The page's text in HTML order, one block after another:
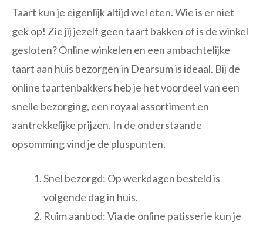
Taart kun je eigenlijk altijd wel eten. Wie is er niet
gek op! Zie jij jezelf geen taart bakken of is de winkel
gesloten? Online winkelen en een ambachtelijke
taart aan huis bezorgen in Dearsum is ideaal. Bij de
online taartenbakkers heb je het voordeel van een
snelle bezorging, een royaal assortiment en
aantrekkelijke prijzen. In de onderstaande
opsomming vind je de pluspunten.
Snel bezorgd: Op werkdagen besteld is
volgende dag in huis.
Ruim aanbod: Via de online patisserie kun je